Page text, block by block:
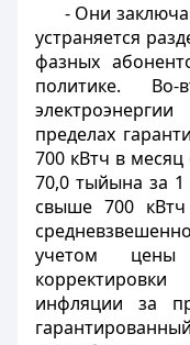
- Они
устраняется
фазных
политике.
пределах
700 кВтч в
70,0 тыйына за 1
свыше 700 кВтч
учетом
инфляции за